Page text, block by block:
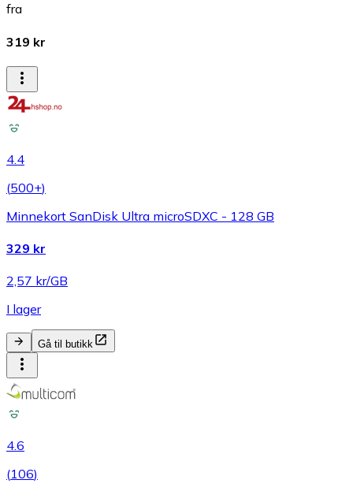
fra
319 kr
4.4
(500+)
Minnekort SanDisk Ultra microSDXC - 128 GB
329 kr
2,57 kr/GB
I lager
Gå til butikk
4.6
(106)